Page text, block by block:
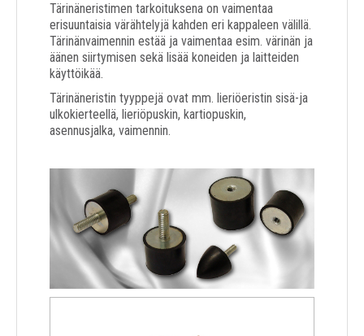
Yhteydenotto
Yhteystiedot
Kuljetuspyörät
Tärinäneristimen tarkoituksena on vaimentaa
erisuuntaisia värähtelyjä kahden eri kappaleen välillä.
Tärinänvaimennin estää ja vaimentaa esim. värinän ja
äänen siirtymisen sekä lisää koneiden ja laitteiden
käyttöikää.
Tärinäneristin tyyppejä ovat mm. lieriöeristin sisä-ja
ulkokierteellä, lieriöpuskin, kartiopuskin,
asennusjalka, vaimennin.